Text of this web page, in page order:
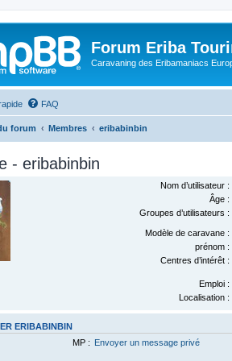
Forum Eriba
Caravaning des Eribamaniacs
FAQ
forum Membres eribabinbin
- eribabinbin
Nom d’utilisateur :
Âge :
Groupes d’utilisateurs :
Modèle de caravane :
prénom :
Centres d’intérêt :
Emploi :
Localisation :
ERIBABINBIN
MP : Envoyer un message privé